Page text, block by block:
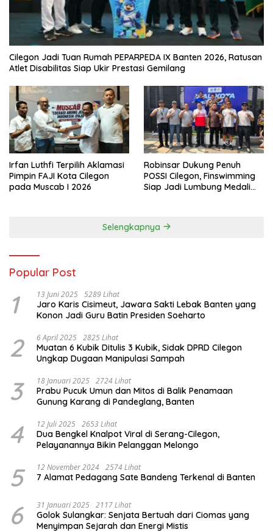
Cilegon Jadi Tuan Rumah PEPARPEDA IX Banten 2026, Ratusan
Atlet Disabilitas Siap Ukir Prestasi Gemilang
Irfan Luthfi Terpilih Aklamasi
Pimpin FAJI Kota Cilegon
pada Muscab I 2026
Robinsar Dukung Penuh
POSSI Cilegon, Finswimming
Siap Jadi Lumbung Medali
Selengkapnya
Popular Post
1 13 Juni 2025 5289 Lihat
Jaro Karis Cisimeut, Jawara Sakti Lebak Banten yang
Konon Jadi Guru Batin Presiden Soeharto
2 6 April 2025 2825 Lihat
Muatan 6 Kubik Ditulis 3 Kubik, Sidak DPRD Cilegon
Ungkap Dugaan Manipulasi Sampah
3 18 Januari 2025 2724 Lihat
Prabu Pucuk Umun dan Mitos di Balik Penamaan
Gunung Karang di Pandeglang, Banten
4 12 Juli 2025 2653 Lihat
Dua Bengkel Knalpot Viral di Serang-Cilegon,
Pelayanannya Bikin Pelanggan Melongo
5 12 November 2024 2574 Lihat
7 Alamat Pedagang Sate Bandeng Terkenal di Banten
6 31 Januari 2025 2117 Lihat
Golok Sulangkar: Senjata Bertuah dari Ciomas yang
Menyimpan Sejarah dan Energi Mistis